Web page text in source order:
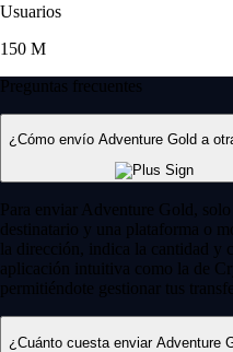
Usuarios
150 M
Preguntas frecuentes
¿Cómo envío Adventure Gold a
Para enviar Adventure Gold,
destinatario y una plataforma o
la dirección, indica la cantidad y
aplicación intuitiva como la de
permitiéndote gestionar tus
¿Cuánto cuesta enviar Adventure